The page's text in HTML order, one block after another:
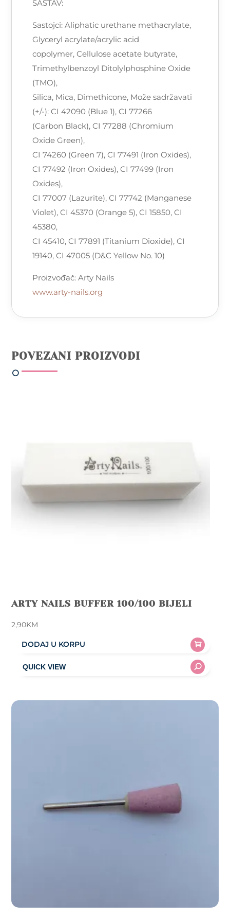
SASTAV:
Sastojci: Aliphatic urethane methacrylate,
Glyceryl acrylate/acrylic acid
copolymer, Cellulose acetate butyrate,
Trimethylbenzoyl Ditolylphosphine Oxide
(TMO),
Silica, Mica, Dimethicone, Može sadržavati
(+/-): CI 42090 (Blue 1), CI 77266
(Carbon Black), CI 77288 (Chromium
Oxide Green),
CI 74260 (Green 7), CI 77491 (Iron Oxides),
CI 77492 (Iron Oxides), CI 77499 (Iron
Oxides),
CI 77007 (Lazurite), CI 77742 (Manganese
Violet), CI 45370 (Orange 5), CI 15850, CI
45380,
CI 45410, CI 77891 (Titanium Dioxide), CI
19140, CI 47005 (D&C Yellow No. 10)
Proizvođač: Arty Nails
www.arty-nails.org
POVEZANI PROIZVODI
ARTY NAILS BUFFER 100/100 BIJELI
2,90KM
DODAJ U KORPU